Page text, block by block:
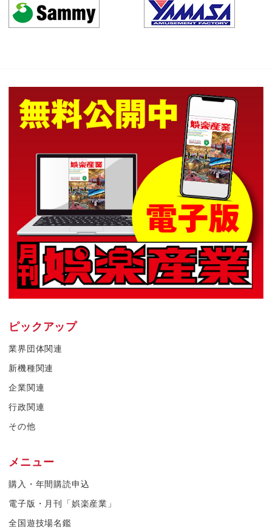
ピックアップ
業界団体関連
新機種関連
企業関連
行政関連
その他
メニュー
購入・年間購読申込
電子版・月刊「娯楽産業」
全国遊技場名鑑